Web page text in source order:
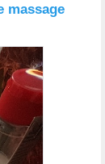
massage